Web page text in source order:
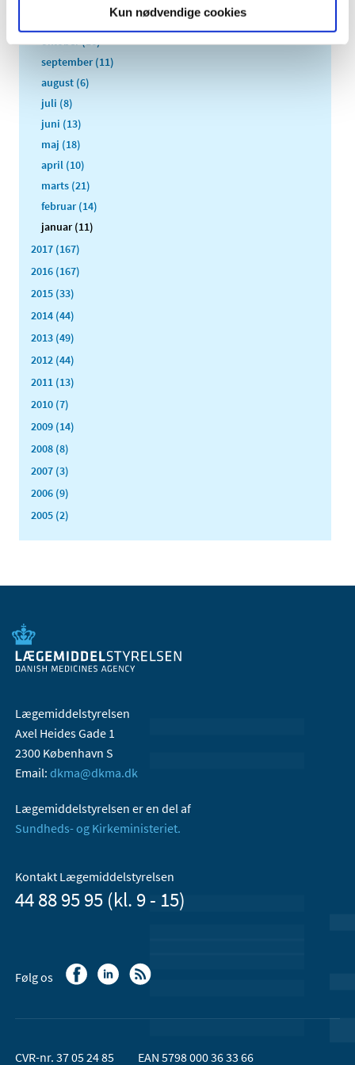
Kun nødvendige cookies
november (10)
oktober (16)
september (11)
august (6)
juli (8)
juni (13)
maj (18)
april (10)
marts (21)
februar (14)
januar (11)
2017 (167)
2016 (167)
2015 (33)
2014 (44)
2013 (49)
2012 (44)
2011 (13)
2010 (7)
2009 (14)
2008 (8)
2007 (3)
2006 (9)
2005 (2)
Lægemiddelstyrelsen
Axel Heides Gade 1
2300 København S
Email: dkma@dkma.dk
Lægemiddelstyrelsen er en del af
Sundheds- og Kirkeministeriet.
Kontakt Lægemiddelstyrelsen
44 88 95 95 (kl. 9 - 15)
Følg os
CVR-nr. 37 05 24 85 EAN 5798 000 36 33 66